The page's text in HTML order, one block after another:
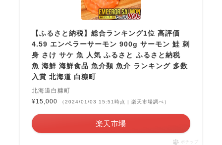
【ふるさと納税】総合ランキング1位 高評価
4.59 エンペラーサーモン 900g サーモン 鮭 刺
身 さけ サケ 魚 人気 ふるさと ふるさと納税
魚 海鮮 海鮮食品 魚介類 魚介 ランキング 多数
入賞 北海道 白糠町
北海道白糠町
¥15,000
（2024/01/03 15:51時点 | 楽天市場調べ）
楽天市場
ポチップ